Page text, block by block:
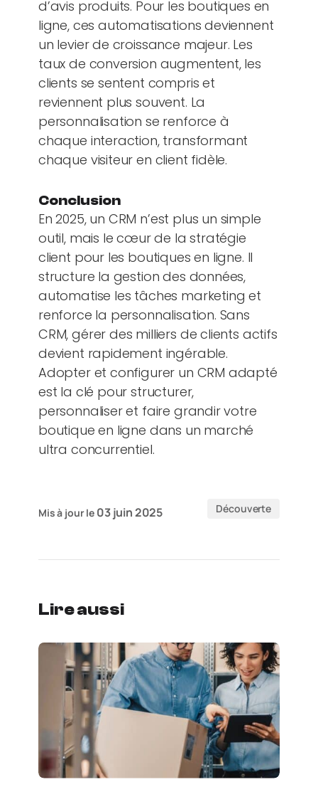
d’avis produits. Pour les boutiques en
ligne, ces automatisations deviennent
un levier de croissance majeur. Les
taux de conversion augmentent, les
clients se sentent compris et
reviennent plus souvent. La
personnalisation se renforce à
chaque interaction, transformant
chaque visiteur en client fidèle.
Conclusion
En 2025, un CRM n’est plus un simple
outil, mais le cœur de la stratégie
client pour les boutiques en ligne. Il
structure la gestion des données,
automatise les tâches marketing et
renforce la personnalisation. Sans
CRM, gérer des milliers de clients actifs
devient rapidement ingérable.
Adopter et configurer un CRM adapté
est la clé pour structurer,
personnaliser et faire grandir votre
boutique en ligne dans un marché
ultra concurrentiel.
Mis à jour le 03 juin 2025 Découverte
Lire aussi